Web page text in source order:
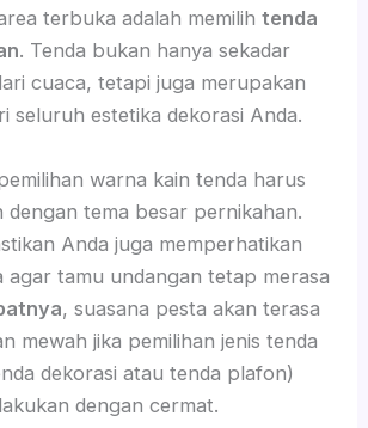
terbuka adalah memilih tenda
. Tenda bukan hanya sekadar
cuaca, tetapi juga merupakan
seluruh estetika dekorasi Anda.
warna kain tenda harus
dengan tema besar pernikahan.
Anda juga memperhatikan
agar tamu undangan tetap merasa
, suasana pesta akan terasa
mewah jika pemilihan jenis tenda
dekorasi atau tenda plafon)
dengan cermat.